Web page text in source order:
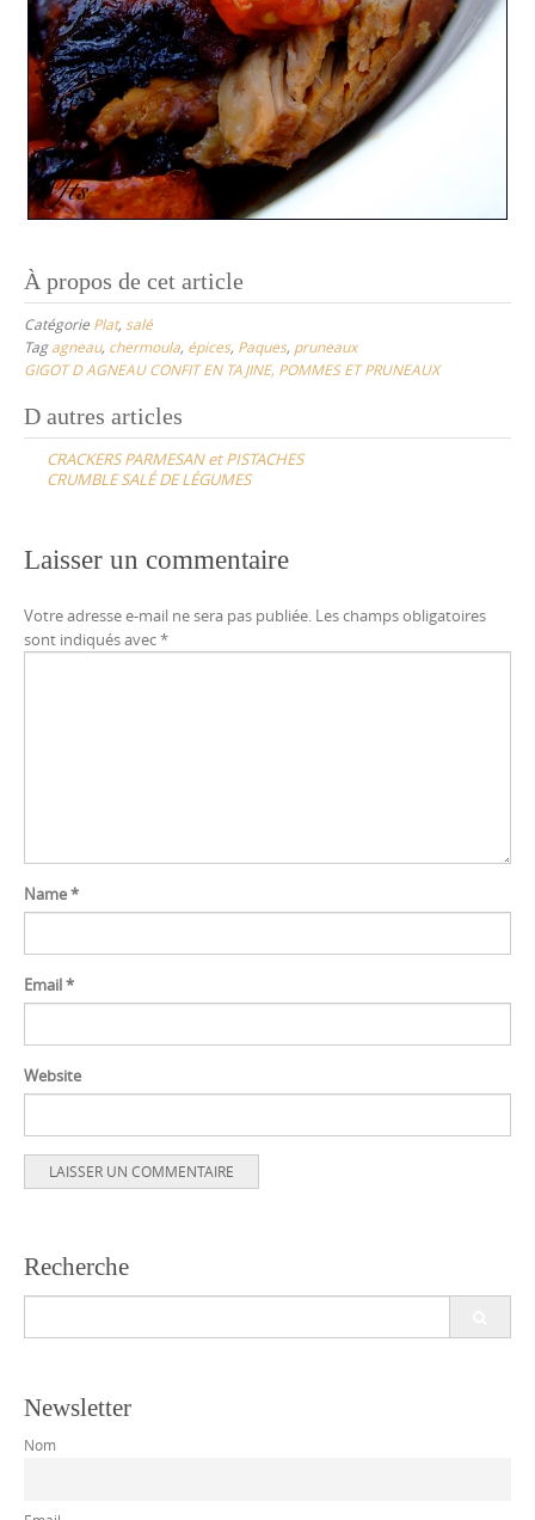
À propos de cet article
Catégorie Plat, salé
Tagagneau, chermoula, épices, Paques, pruneaux
GIGOT D AGNEAU CONFIT EN TAJINE, POMMES ET PRUNEAUX
Post
navigation
D autres articles
CRACKERS PARMESAN et PISTACHES
CRUMBLE SALÉ DE LÉGUMES
Laisser un commentaire
Votre adresse e-mail ne sera pas publiée. Les champs obligatoires
sont indiqués avec*
Name*
Email*
Website
Recherche
Newsletter
Nom